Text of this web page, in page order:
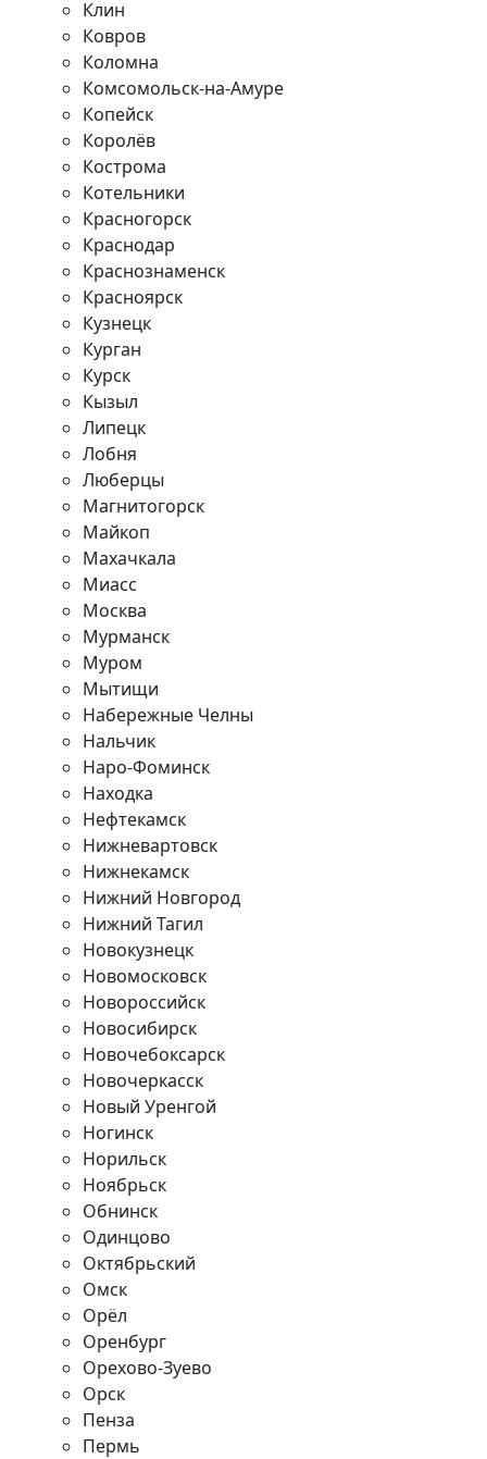
Клин
Ковров
Коломна
Комсомольск-на-Амуре
Копейск
Королёв
Кострома
Котельники
Красногорск
Краснодар
Краснознаменск
Красноярск
Кузнецк
Курган
Курск
Кызыл
Липецк
Лобня
Люберцы
Магнитогорск
Майкоп
Махачкала
Миасс
Москва
Мурманск
Муром
Мытищи
Набережные Челны
Нальчик
Наро-Фоминск
Находка
Нефтекамск
Нижневартовск
Нижнекамск
Нижний Новгород
Нижний Тагил
Новокузнецк
Новомосковск
Новороссийск
Новосибирск
Новочебоксарск
Новочеркасск
Новый Уренгой
Ногинск
Норильск
Ноябрьск
Обнинск
Одинцово
Октябрьский
Омск
Орёл
Оренбург
Орехово-Зуево
Орск
Пенза
Пермь